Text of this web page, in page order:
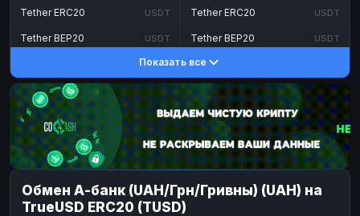
Tether ERC20 USDT
Tether BEP20 USDT
DASH
Toncoin TON
Dogecoin DOGE
TRX TRON
Bitcoin Cash BCH
BinanceCoin BEP20
Tether ERC20 USDT
Tether BEP20 USDT
DASH
Toncoin TON
Dogecoin DOGE
TRX TRON
Bitcoin Cash BCH
BinanceCoin BEP20
Показать все
Обмен А-банк (UAH/Грн/Гривны) (UAH) на
TrueUSD ERC20 (TUSD)